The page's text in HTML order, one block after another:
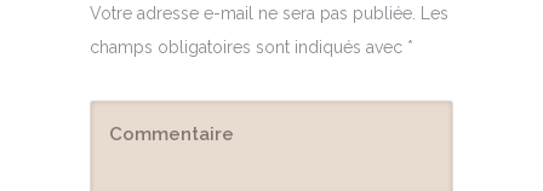
Votre adresse e-mail ne sera pas publiée. Les
champs obligatoires sont indiqués avec *